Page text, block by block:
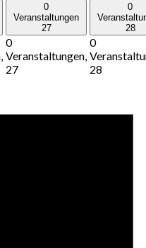
0
Veranstaltungen
27
0
Veranstaltungen,
27
0
28
0
28